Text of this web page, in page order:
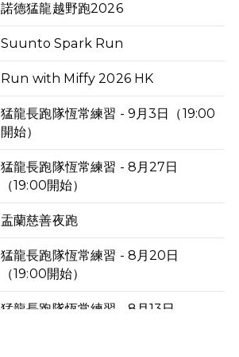
諾德猛龍越野跑2026
Suunto Spark Run
Run with Miffy 2026 HK
猛龍長跑隊恆常練習 - 9月3日（19:00
開始）
猛龍長跑隊恆常練習 - 8月27日
（19:00開始）
盂蘭慈善夜跑
猛龍長跑隊恆常練習 - 8月20日
（19:00開始）
猛龍長跑隊恆常練習 - 8月13日